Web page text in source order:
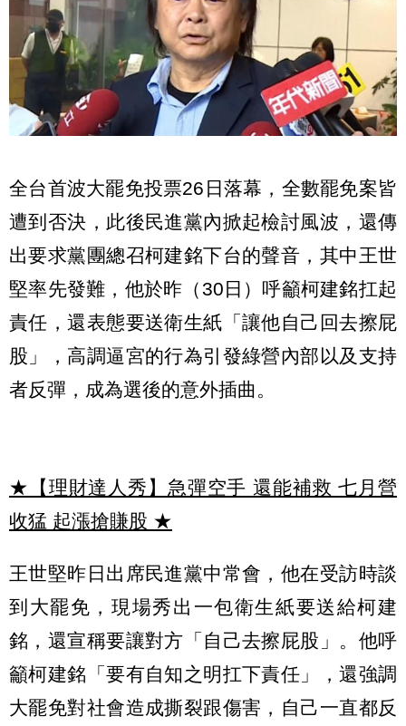
全台首波大罷免投票26日落幕，全數罷免案皆
遭到否決，此後民進黨內掀起檢討風波，還傳
出要求黨團總召柯建銘下台的聲音，其中王世
堅率先發難，他於昨（30日）呼籲柯建銘扛起
責任，還表態要送衛生紙「讓他自己回去擦屁
股」，高調逼宮的行為引發綠營內部以及支持
者反彈，成為選後的意外插曲。
★【理財達人秀】急彈空手 還能補救 七月營
收猛 起漲搶賺股 ★
王世堅昨日出席民進黨中常會，他在受訪時談
到大罷免，現場秀出一包衛生紙要送給柯建
銘，還宣稱要讓對方「自己去擦屁股」。他呼
籲柯建銘「要有自知之明扛下責任」，還強調
大罷免對社會造成撕裂跟傷害，自己一直都反